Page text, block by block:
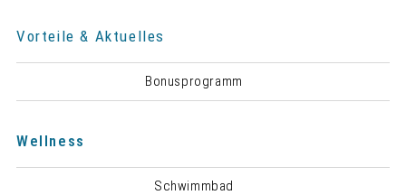
Vorteile & Aktuelles
Bonusprogramm
Wellness
Schwimmbad